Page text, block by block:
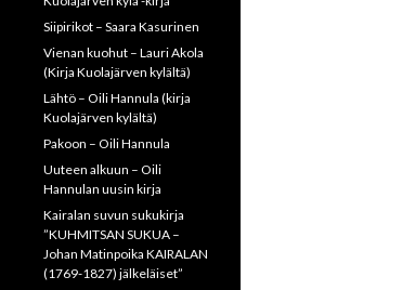
Siipirikot – Saara Kasurinen
Vienan kuohut – Lauri Akola
(Kirja Kuolajärven kylältä)
Lähtö – Oili Hannula (kirja
Kuolajärven kylältä)
Pakoon – Oili Hannula
Uuteen alkuun – Oili
Hannulan uusin kirja
Kairalan suvun sukukirja
”KUHMITSAN SUKUA –
Johan Matinpoika KAIRALAN
(1769-1827) jälkeläiset”